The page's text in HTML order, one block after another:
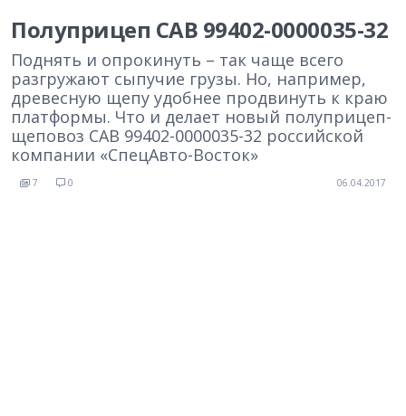
Полуприцеп CAB 99402-0000035-32
Поднять и опрокинуть – так чаще всего
разгружают сыпучие грузы. Но, например,
древесную щепу удобнее продвинуть к краю
платформы. Что и делает новый полуприцеп-
щеповоз САВ 99402-0000035-32 российской
компании «СпецАвто-Восток»
7 0 06.04.2017